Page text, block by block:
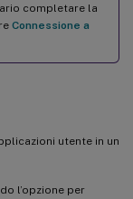
completare la
Connessione a
utente in un
l’opzione per